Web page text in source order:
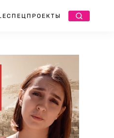
СПЕЦПРОЕКТЫ